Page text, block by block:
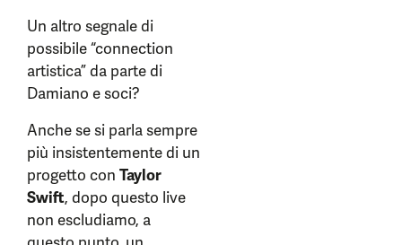
Un altro segnale di
possibile “connection
artistica” da parte di
Damiano e soci?
Anche se si parla sempre
più insistentemente di un
progetto con Taylor
Swift, dopo questo live
non escludiamo, a